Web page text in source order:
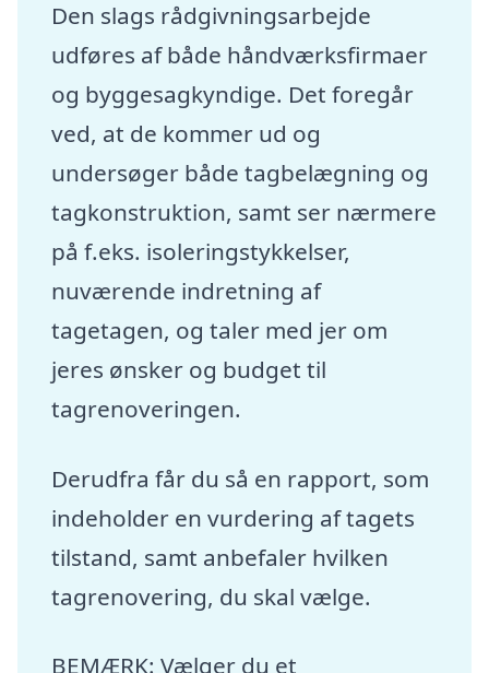
Den slags rådgivningsarbejde
udføres af både håndværksfirmaer
og byggesagkyndige. Det foregår
ved, at de kommer ud og
undersøger både tagbelægning og
tagkonstruktion, samt ser nærmere
på f.eks. isoleringstykkelser,
nuværende indretning af
tagetagen, og taler med jer om
jeres ønsker og budget til
tagrenoveringen.
Derudfra får du så en rapport, som
indeholder en vurdering af tagets
tilstand, samt anbefaler hvilken
tagrenovering, du skal vælge.
BEMÆRK: Vælger du et